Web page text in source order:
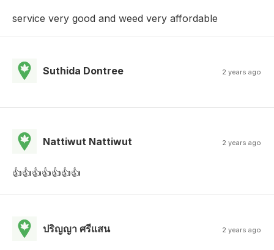
service very good and weed very affordable
Suthida Dontree 2 years ago
Nattiwut Nattiwut 2 years ago
👍👍👍👍👍👍👍
ปริญญา ศรีแสน 2 years ago